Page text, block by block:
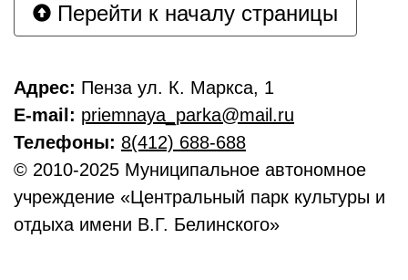
Перейти к началу страницы
Адрес: Пенза ул. К. Маркса, 1
E-mail: priemnaya_parka@mail.ru
Телефоны: 8(412) 688-688
© 2010-2025 Муниципальное автономное
учреждение «Центральный парк культуры и
отдыха имени В.Г. Белинского»